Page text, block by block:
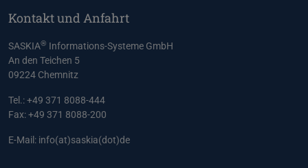
Kontakt und Anfahrt
SASKIA® Informations-Systeme GmbH
An den Teichen 5
09224 Chemnitz
Tel.: +49 371 8088-444
Fax: +49 371 8088-200
E-Mail: info(at)saskia(dot)de